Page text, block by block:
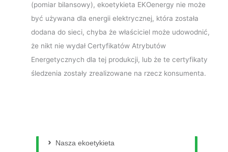
(pomiar bilansowy), ekoetykieta EKOenergy nie może
być używana dla energii elektrycznej, która została
dodana do sieci, chyba że właściciel może udowodnić,
że nikt nie wydał Certyfikatów Atrybutów
Energetycznych dla tej produkcji, lub że te certyfikaty
śledzenia zostały zrealizowane na rzecz konsumenta.
Nasza ekoetykieta